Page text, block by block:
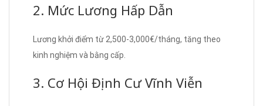
2. Mức Lương Hấp Dẫn
Lương khởi điểm từ 2,500-3,000€/tháng, tăng theo
kinh nghiệm và bằng cấp.
3. Cơ Hội Định Cư Vĩnh Viễn